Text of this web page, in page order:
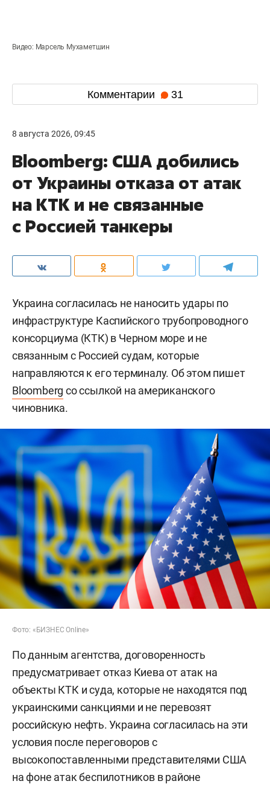
Видео: Марсель Мухаметшин
Комментарии 31
8 августа 2026, 09:45
Bloomberg: США добились
от Украины отказа от атак
на КТК и не связанные
с Россией танкеры
Украина согласилась не наносить удары по
инфраструктуре Каспийского трубопроводного
консорциума (КТК) в Черном море и не
связанным с Россией судам, которые
направляются к его терминалу. Об этом пишет
Bloomberg со ссылкой на американского
чиновника.
Фото: «БИЗНЕС Online»
По данным агентства, договоренность
предусматривает отказ Киева от атак на
объекты КТК и суда, которые не находятся под
украинскими санкциями и не перевозят
российскую нефть. Украина согласилась на эти
условия после переговоров с
высокопоставленными представителями США
на фоне атак беспилотников в районе